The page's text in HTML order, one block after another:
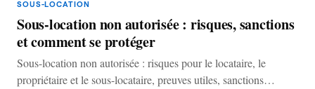
SOUS-LOCATION
Sous-location non autorisée : risques, sanctions
et comment se protéger
Sous-location non autorisée : risques pour le locataire, le
propriétaire et le sous-locataire, preuves utiles, sanctions